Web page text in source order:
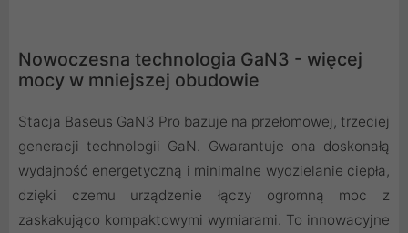
Nowoczesna technologia GaN3 - więcej
mocy w mniejszej obudowie
Stacja Baseus GaN3 Pro bazuje na przełomowej, trzeciej
generacji technologii GaN. Gwarantuje ona doskonałą
wydajność energetyczną i minimalne wydzielanie ciepła,
dzięki czemu urządzenie łączy ogromną moc z
zaskakująco kompaktowymi wymiarami. To innowacyjne